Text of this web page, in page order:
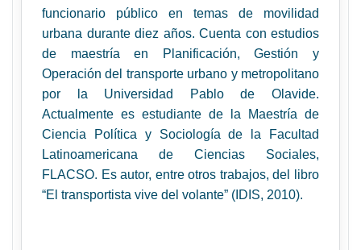
funcionario público en temas de movilidad
urbana durante diez años. Cuenta con estudios
de maestría en Planificación, Gestión y
Operación del transporte urbano y metropolitano
por la Universidad Pablo de Olavide.
Actualmente es estudiante de la Maestría de
Ciencia Política y Sociología de la Facultad
Latinoamericana de Ciencias Sociales,
FLACSO. Es autor, entre otros trabajos, del libro
“El transportista vive del volante” (IDIS, 2010).